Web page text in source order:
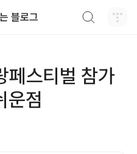
블로그
스티벌 참가
운점